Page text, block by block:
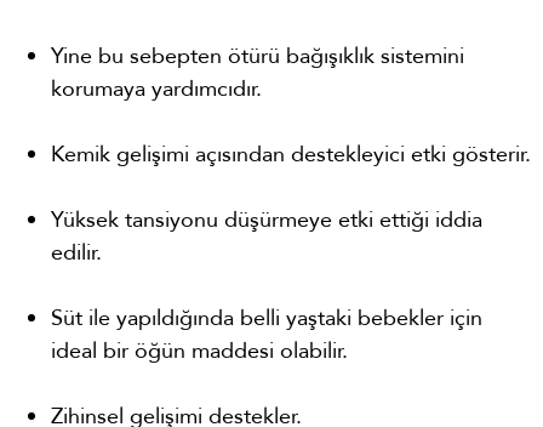
Yine bu sebepten ötürü bağışıklık sistemini
korumaya yardımcıdır.
Kemik gelişimi açısından destekleyici etki gösterir.
Yüksek tansiyonu düşürmeye etki ettiği iddia
edilir.
Süt ile yapıldığında belli yaştaki bebekler için
ideal bir öğün maddesi olabilir.
Zihinsel gelişimi destekler.